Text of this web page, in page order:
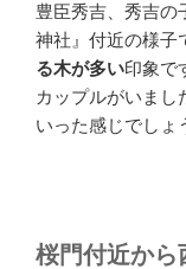
豊臣秀吉、秀吉の
神社』付近の様子
る木が多い印象で
カップルがいまし
いった感じでしょ
桜門付近から